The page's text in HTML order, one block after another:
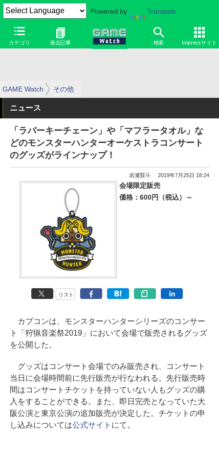
Powered by Translate
カテゴリ 過去記事 検索 Impressサイト
GAME Watch その他
ニュース
「ラバーキーチェーン」や「マフラータオル」な
どのモンスターハンターオーケストラコンサート
のグッズがラインナップ！
岩瀬賢斗 2019年7月25日 18:24
会場限定販売
価格：600円（税込）～
リスト
カプコンは、モンスターハンターシリーズのコンサー
ト「狩猟音楽祭2019」において会場で販売されるグッズ
を公開した。
グッズはコンサート会場でのみ販売され、コンサート
当日に会場時間前に先行販売が行なわれる。先行販売時
間はコンサートチケットを持っていない人もグッズの購
入をすることができる。また、即日完売となっていた大
阪公演と東京公演の追加販売が決定した。チケットの申
し込みについては公式サイト にて。